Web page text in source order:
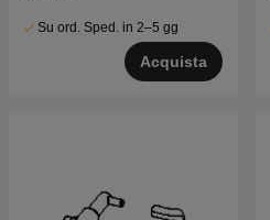
Su ord. Sped. in 2–5 gg
Acquista